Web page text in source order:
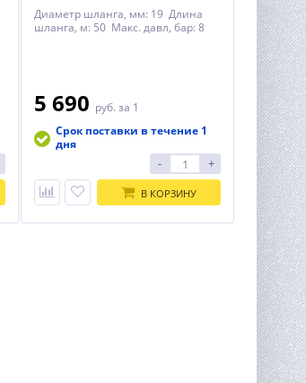
Диаметр шланга, мм: 19 Длина
шланга, м: 50 Макс. давл, бар: 8
5 690 руб. за 1
Срок поставки в течение 1
дня
- +
В КОРЗИНУ